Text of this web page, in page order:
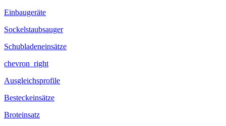
Einbaugeräte
Sockelstaubsauger
Schubladeneinsätze
chevron_right
Ausgleichsprofile
Besteckeinsätze
Broteinsatz